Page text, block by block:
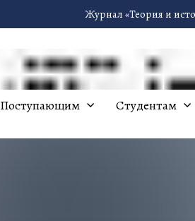
Журнал «Теория и
Поступающим Студентам